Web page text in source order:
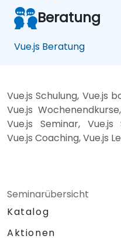
Beratung
Vue.js Beratung
Vue.js Schulung, Vue.js
Vue.js
Vue.js Seminar, Vue.js
Vue.js Coaching, Vue.js
Seminarübersicht
Katalog
Aktionen